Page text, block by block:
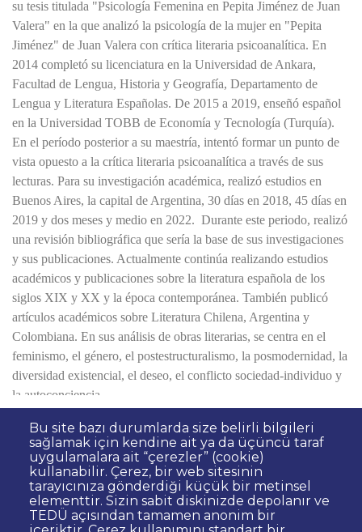
Bu site bazı durumlarda size belirli bilgileri
sağlamak için kendine ait ya da üçüncü taraf
uygulamalara ait “çerezler” (cookie)
kullanabilir. Çerez, bir web sitesinin
tarayıcınıza gönderdiği küçük bir metinsel
elementtir. Sizin sabit diskinizde depolanır ve
TEDÜ açısından tamamen anonim bir
Dipnot
Sıkça Sorulan Sorular
Kişisel Verilerin Korunması
Gizlilik Politikası
Sorumluluk Reddi